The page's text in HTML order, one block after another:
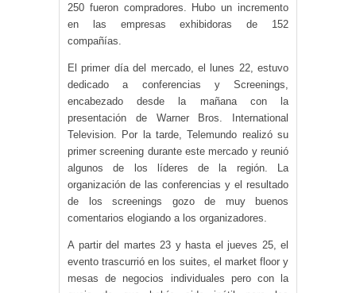
250 fueron compradores. Hubo un incremento
en las empresas exhibidoras de 152
compañías.
El primer día del mercado, el lunes 22, estuvo
dedicado a conferencias y Screenings,
encabezado desde la mañana con la
presentación de Warner Bros. International
Television. Por la tarde, Telemundo realizó su
primer screening durante este mercado y reunió
algunos de los líderes de la región. La
organización de las conferencias y el resultado
de los screenings gozo de muy buenos
comentarios elogiando a los organizadores.
A partir del martes 23 y hasta el jueves 25, el
evento trascurrió en los suites, el market floor y
mesas de negocios individuales pero con la